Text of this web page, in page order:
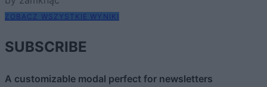
ZOBACZ WSZYSTKIE WYNIKI
SUBSCRIBE
A customizable modal perfect for newsletters